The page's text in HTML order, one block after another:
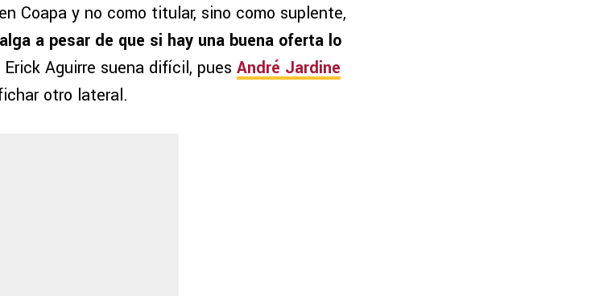
Coapa y no como titular, sino como suplente,
a pesar de que si hay una buena oferta lo
Aguirre suena difícil, pues André Jardine
otro lateral.